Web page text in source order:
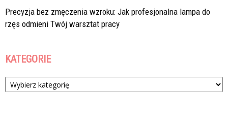
Precyzja bez zmęczenia wzroku: Jak profesjonalna lampa do
rzęs odmieni Twój warsztat pracy
KATEGORIE
Kategorie